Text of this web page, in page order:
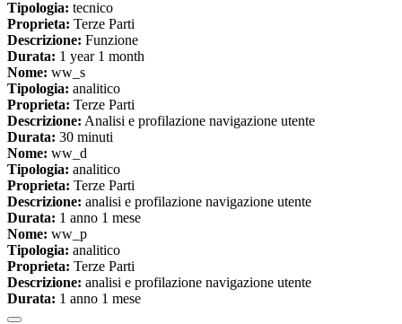
Tipologia: tecnico
Proprieta: Terze Parti
Descrizione: Funzione
Durata: 1 year 1 month
Nome: ww_s
Tipologia: analitico
Proprieta: Terze Parti
Descrizione: Analisi e profilazione navigazione utente
Durata: 30 minuti
Nome: ww_d
Tipologia: analitico
Proprieta: Terze Parti
Descrizione: analisi e profilazione navigazione utente
Durata: 1 anno 1 mese
Nome: ww_p
Tipologia: analitico
Proprieta: Terze Parti
Descrizione: analisi e profilazione navigazione utente
Durata: 1 anno 1 mese